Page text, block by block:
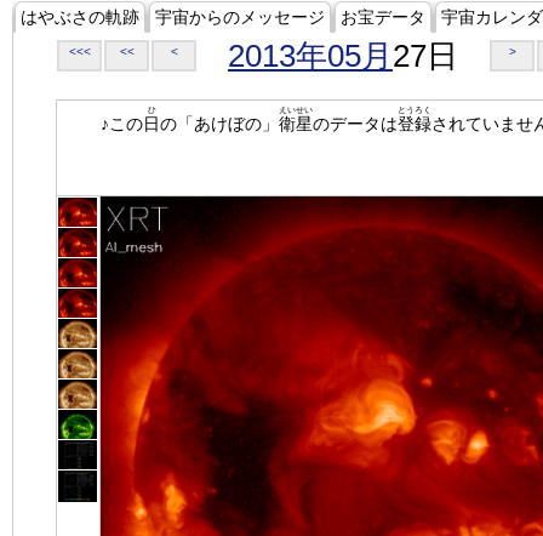
はやぶさの軌跡 宇宙からのメッセージ お宝データ 宇宙カレン
<<< << < 2013年05月 27日 >
♪この日
ひ
の「あけぼの」 衛星
えいせい
のデータは登録
とうろく
されていませ